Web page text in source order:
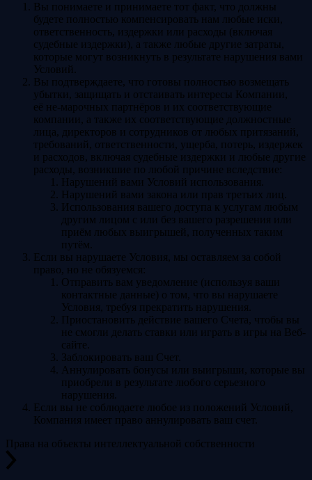
Вы понимаете и принимаете тот факт, что должны
будете полностью компенсировать нам любые иски,
ответственность, издержки или расходы (включая
судебные издержки), а также любые другие затраты,
которые могут возникнуть в результате нарушения вами
Условий.
Вы подтверждаете, что готовы полностью возмещать
убытки, защищать и отстаивать интересы Компании,
её не-марочных партнёров и их соответствующие
компании, а также их соответствующие должностные
лица, директоров и сотрудников от любых притязаний,
требований, ответственности, ущерба, потерь, издержек
и расходов, включая судебные издержки и любые другие
расходы, возникшие по любой причине вследствие:
Нарушений вами Условий использования.
Нарушений вами закона или прав третьих лиц.
Использования вашего доступа к услугам любым
другим лицом с или без вашего разрешения или
приём любых выигрышей, полученных таким
путём.
Если вы нарушаете Условия, мы оставляем за собой
право, но не обязуемся:
Отправить вам уведомление (используя ваши
контактные данные) о том, что вы нарушаете
Условия, требуя прекратить нарушения.
Приостановить действие вашего Счета, чтобы вы
не смогли делать ставки или играть в игры на Веб-
сайте.
Заблокировать ваш Счет.
Аннулировать бонусы или выигрыши, которые вы
приобрели в результате любого серьезного
нарушения.
Если вы не соблюдаете любое из положений Условий,
Компания имеет право аннулировать ваш счет.
Права на объекты интеллектуальной собственности